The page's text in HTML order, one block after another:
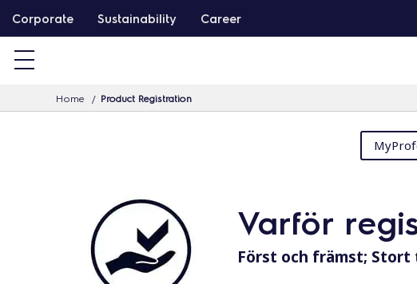
å
Corporate Sustainability Career
Home Product Registration
Varför
Först och främst;